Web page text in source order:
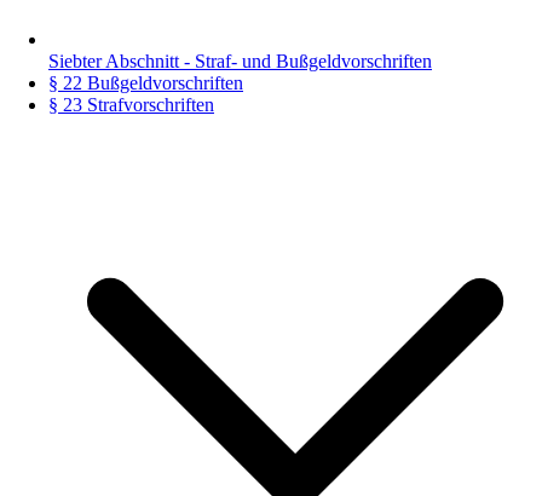
Siebter Abschnitt - Straf- und Bußgeldvorschriften
§ 22 Bußgeldvorschriften
§ 23 Strafvorschriften